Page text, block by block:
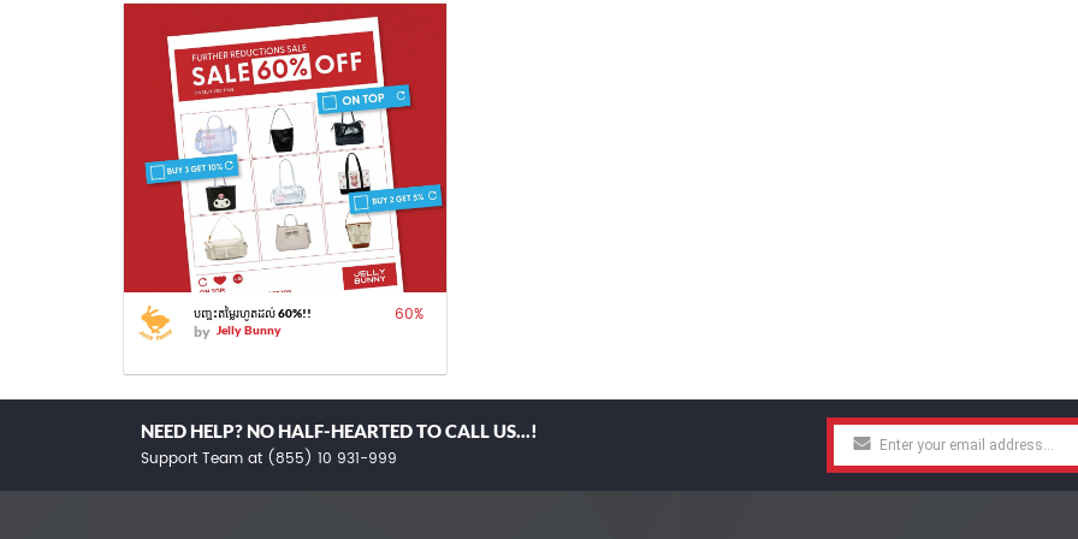
បញ្ចុះតម្លៃរហូតដល់ 60%!!
by Jelly Bunny
60%
NEED HELP? NO HALF-HEARTED TO CALL US...!
Support Team at (855) 10 931-999